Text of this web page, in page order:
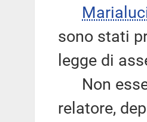
sono stati
legge di
Non
relatore,